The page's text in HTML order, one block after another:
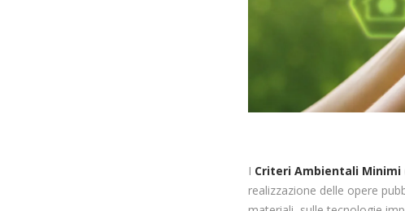
I Criteri Ambientali Minimi
realizzazione delle opere